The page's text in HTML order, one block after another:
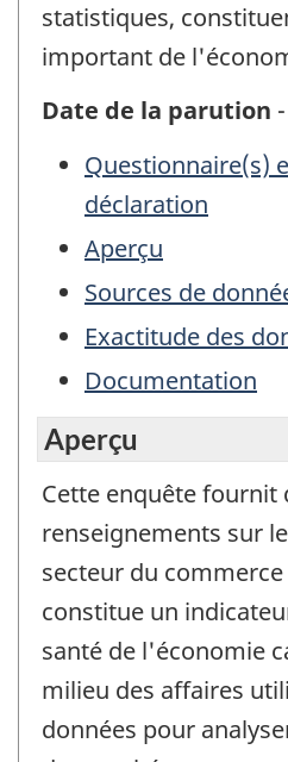
statistiques,
important de
Date de la parution
Questionnaire(s)
déclaration
Aperçu
Sources de
Exactitude des
Documentation
Aperçu
Cette enquête fournit
renseignements sur
secteur du
constitue un
santé de l'économie
milieu des affaires
données pour